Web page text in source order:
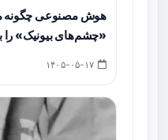
هوش مصنوعی چگونه
«چشم‌های بیونیک» را